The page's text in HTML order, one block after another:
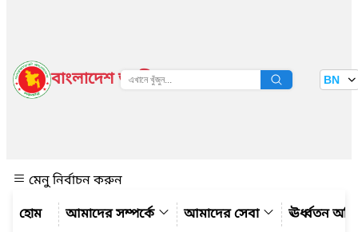
বাংলাদেশ জাতীয় তথ্য বাতায়ন BN
মেনু নির্বাচন করুন
আমাদের সম্পর্কে
আমাদের সেবা ঊর্ধ্বতন